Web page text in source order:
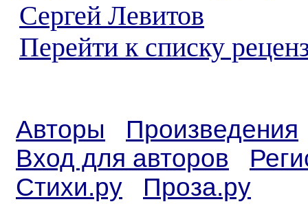
Сергей Левитов
Перейти к списку
Авторы
Произведения
Вход для авторов
Стихи.ру
Проза.ру